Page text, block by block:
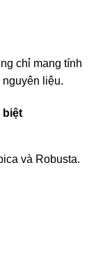
chỉ mang tính
liệu.
biệt
và Robusta.